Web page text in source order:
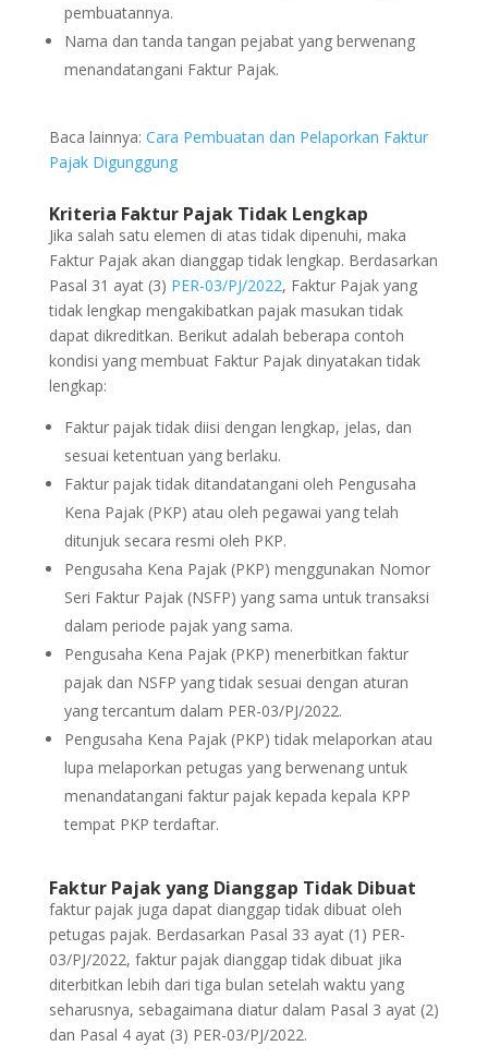
pembuatannya.
Nama dan tanda tangan pejabat yang berwenang
menandatangani Faktur Pajak.
Baca lainnya: Cara Pembuatan dan Pelaporkan Faktur
Pajak Digunggung
Kriteria Faktur Pajak Tidak Lengkap
Jika salah satu elemen di atas tidak dipenuhi, maka
Faktur Pajak akan dianggap tidak lengkap. Berdasarkan
Pasal 31 ayat (3) PER-03/PJ/2022, Faktur Pajak yang
tidak lengkap mengakibatkan pajak masukan tidak
dapat dikreditkan. Berikut adalah beberapa contoh
kondisi yang membuat Faktur Pajak dinyatakan tidak
lengkap:
Faktur pajak tidak diisi dengan lengkap, jelas, dan
sesuai ketentuan yang berlaku.
Faktur pajak tidak ditandatangani oleh Pengusaha
Kena Pajak (PKP) atau oleh pegawai yang telah
ditunjuk secara resmi oleh PKP.
Pengusaha Kena Pajak (PKP) menggunakan Nomor
Seri Faktur Pajak (NSFP) yang sama untuk transaksi
dalam periode pajak yang sama.
Pengusaha Kena Pajak (PKP) menerbitkan faktur
pajak dan NSFP yang tidak sesuai dengan aturan
yang tercantum dalam PER-03/PJ/2022.
Pengusaha Kena Pajak (PKP) tidak melaporkan atau
lupa melaporkan petugas yang berwenang untuk
menandatangani faktur pajak kepada kepala KPP
tempat PKP terdaftar.
Faktur Pajak yang Dianggap Tidak Dibuat
faktur pajak juga dapat dianggap tidak dibuat oleh
petugas pajak. Berdasarkan Pasal 33 ayat (1) PER-
03/PJ/2022, faktur pajak dianggap tidak dibuat jika
diterbitkan lebih dari tiga bulan setelah waktu yang
seharusnya, sebagaimana diatur dalam Pasal 3 ayat (2)
dan Pasal 4 ayat (3) PER-03/PJ/2022.